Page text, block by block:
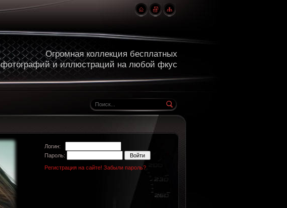
Огромная коллекция бесплатных
фотографий и иллюстраций на любой фкус
Логин:
Пароль:
Регистрация на сайте! Забыли пароль?